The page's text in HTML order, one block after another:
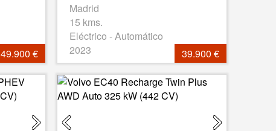
49.900 €
Madrid
15 kms.
Eléctrico - Automático
2023
39.900 €